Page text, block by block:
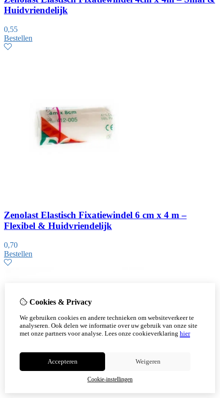
Huidvriendelijk
0,55
Bestellen
Zenolast Elastisch Fixatiewindel 6 cm x 4 m –
Flexibel & Huidvriendelijk
0,70
Bestellen
Cookies & Privacy
We gebruiken cookies en andere technieken om websiteverkeer te
analyseren. Ook delen we informatie over uw gebruik van onze site
met onze partners voor analyse. Lees onze cookieverklaring hier
Accepteren Weigeren
Cookie-instellingen